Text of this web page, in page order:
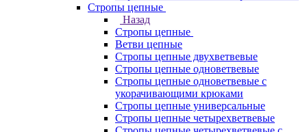
Стропы цепные
Назад
Стропы цепные
Ветви цепные
Стропы цепные двухветвевые
Стропы цепные одноветвевые
Стропы цепные одноветвевые с
укорачивающими крюками
Стропы цепные универсальные
Стропы цепные четырехветвевые